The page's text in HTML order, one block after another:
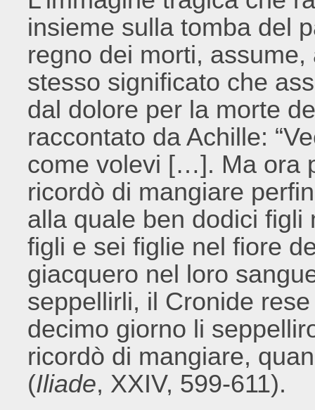
insieme sulla tomba del
regno dei morti,
stesso significato che
dal dolore per la morte
raccontato da Achille:
come volevi […]. Ma ora
ricordò di mangiare
alla quale ben dodici
figli e sei figlie nel fiore
giacquero nel loro
seppellirli, il Cronide
decimo giorno li
ricordò di mangiare,
(Iliade, XXIV, 599-611).